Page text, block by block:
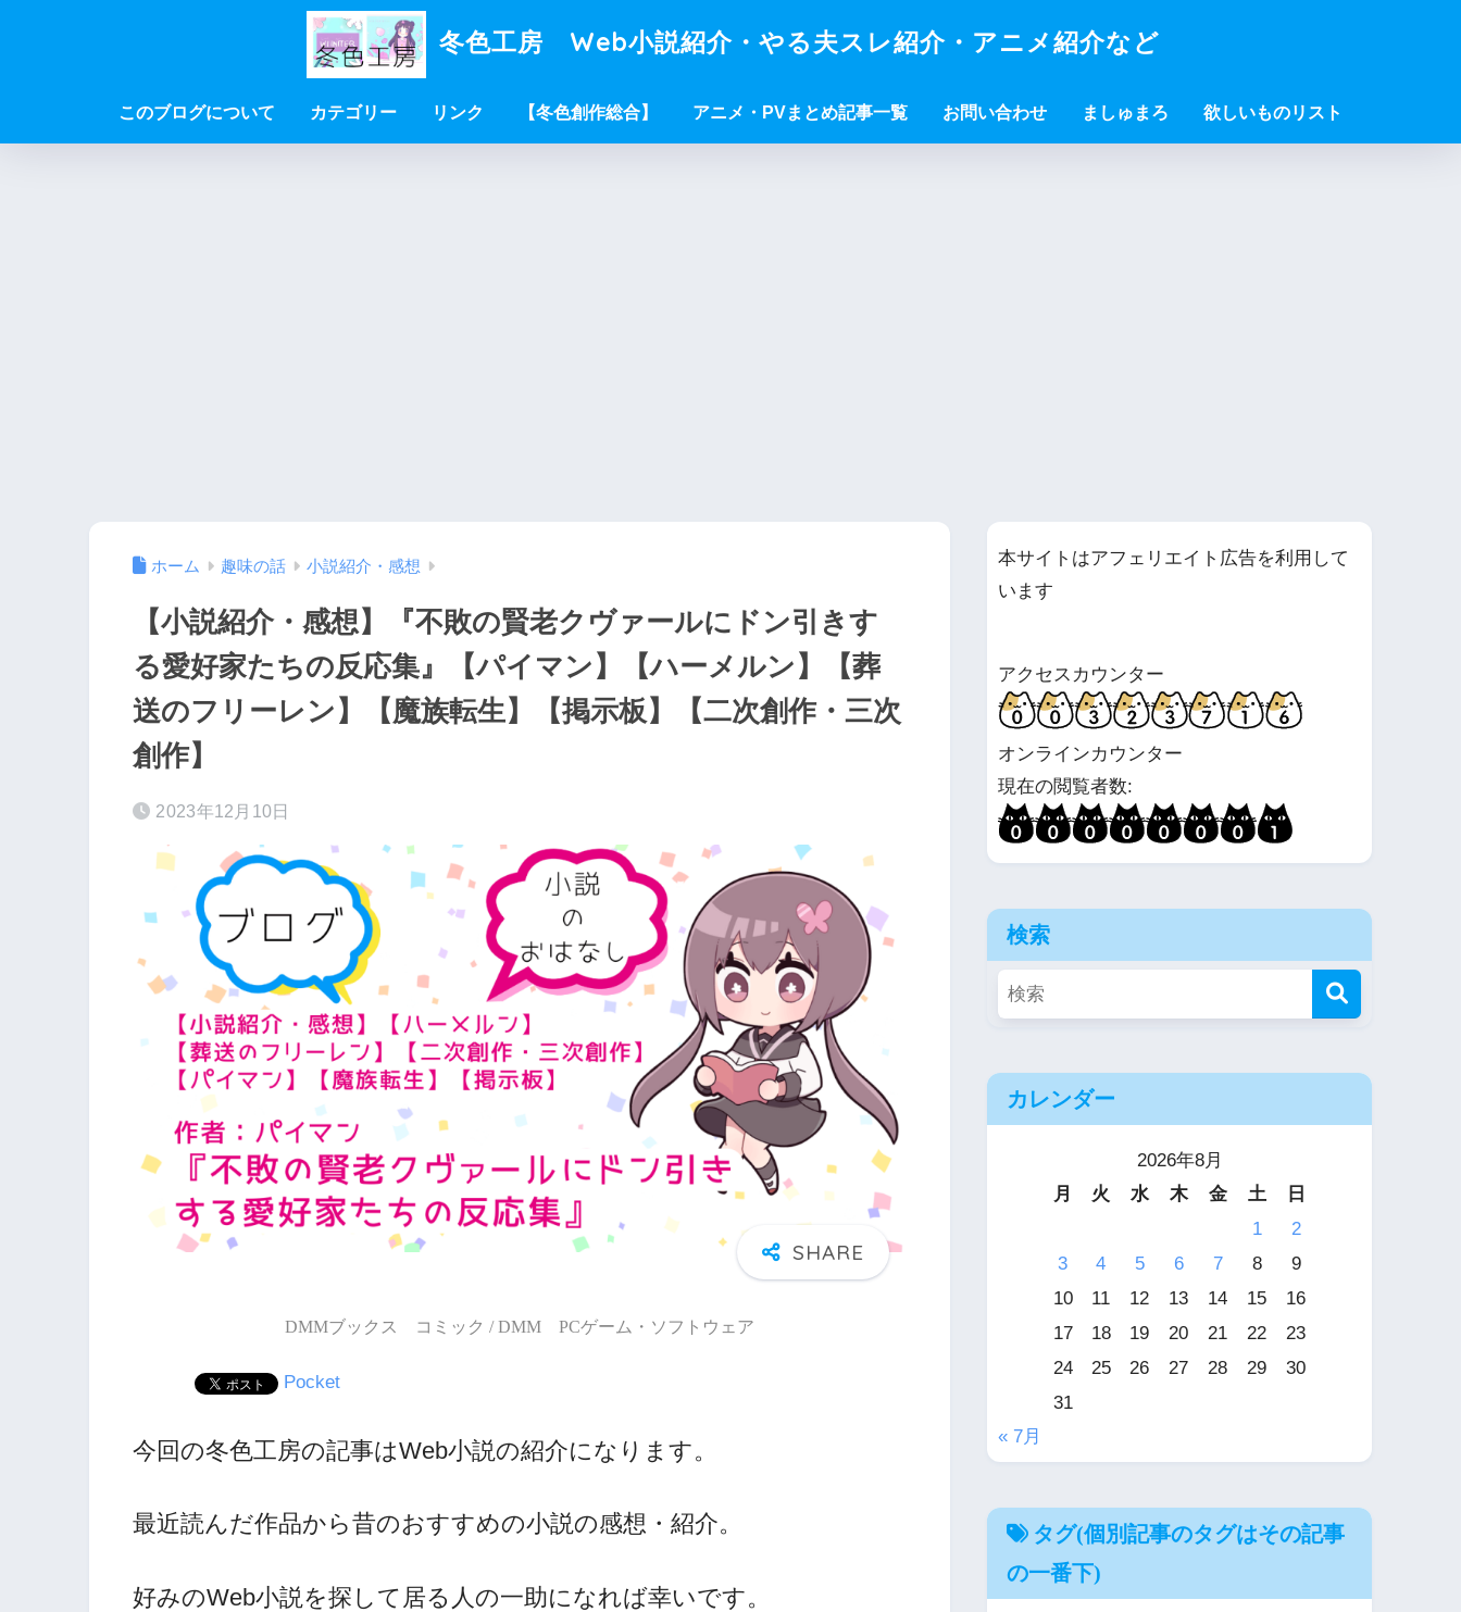
冬色工房 Web小説紹介・やる夫スレ紹介・アニメ紹介など
このブログについて カテゴリー リンク 【冬色創作総合】 アニメ・PVまとめ記事一覧 お問い合わせ ましゅまろ 欲しいものリスト
ホーム 趣味の話 小説紹介・感想
【小説紹介・感想】『不敗の賢老クヴァールにドン引きす
る愛好家たちの反応集』【パイマン】【ハーメルン】【葬
送のフリーレン】【魔族転生】【掲示板】【二次創作・三次
創作】
2023年12月10日
DMMブックス コミック / DMM PCゲーム・ソフトウェア
Pocket
今回の冬色工房の記事はWeb小説の紹介になります。
最近読んだ作品から昔のおすすめの小説の感想・紹介。
好みのWeb小説を探して居る人の一助になれば幸いです。
本サイトはアフェリエイト広告を利用して
います
アクセスカウンター
オンラインカウンター
現在の閲覧者数:
検索
カレンダー
2026年8月
月
火 水 木 金 土
日
1
2
3
4 5 6 7 8
9
10
11 12 13 14 15
16
17
18 19 20 21 22
23
24
25 26 27 28 29
30
31
« 7月
タグ(個別記事のタグはその記事
の一番下)